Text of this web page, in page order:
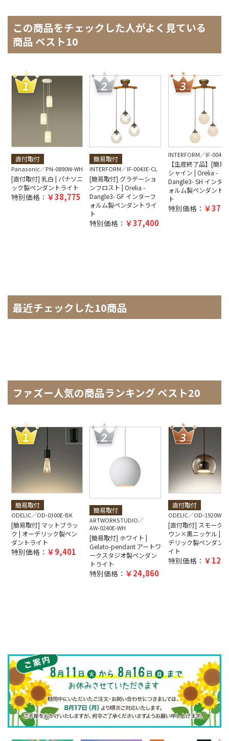
この商品をチェックした人がよく見ている
商品 ベスト10
直付取付
Panasonic PN-0890W-WH
[直付取付] 乳白 | パナソニ
ック製ペンダントライト
特別価格： 38,775
簡易取付
INTERFORM IF-0043E-CL
[簡易取付] グラデーショ
ンフロスト | Orelia -
Dangle3- GF インターフ
ォルム製ペンダントライ
ト
特別価格： 37,400
INTERFORM IF-
【生産終了品】[簡易
シャイン | Orelia -
Dangle3- SH インタ
ォルム製ペンダント
ト
特別価格：
最近チェックした10商品
ファズー人気の商品ランキング ベスト20
簡易取付
ODELIC OD-0300E-BK
[簡易取付] マットブラッ
ク | オーデリック製ペン
ダントライト
特別価格： 9,401
簡易取付
ARTWORKSTUDIO
AW-0240E-WH
[簡易取付] ホワイト |
Gelato-pendant アートワ
ークスタジオ製ペンダン
トライト
特別価格： 24,860
直付取付
ODELIC OD-1920W-
[直付取付] スモーク
ウン×黒ニッケル |
デリック製ペンダン
イト
特別価格：